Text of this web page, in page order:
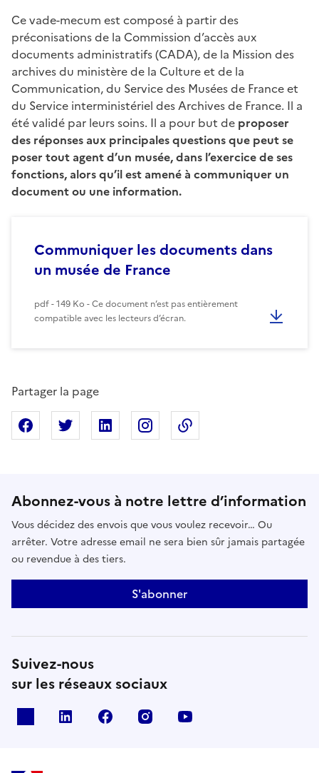
Ce vade-mecum est composé à partir des
préconisations de la Commission d’accès aux
documents administratifs (CADA), de la Mission des
archives du ministère de la Culture et de la
Communication, du Service des Musées de France et
du Service interministériel des Archives de France. Il a
été validé par leurs soins. Il a pour but de proposer
des réponses aux principales questions que peut se
poser tout agent d’un musée, dans l’exercice de ses
fonctions, alors qu’il est amené à communiquer un
document ou une information.
Communiquer les documents dans
un musée de France
pdf - 149 Ko - Ce document n’est pas entièrement
compatible avec les lecteurs d’écran.
Partager la page
Partager sur Facebook
Partager sur XPartager sur Linkedin
Partager sur Instagram
Abonnez-vous à notre lettre d’information
Vous décidez des envois que vous voulez recevoir… Ou
arrêter. Votre adresse email ne sera bien sûr jamais partagée
ou revendue à des tiers.
S'abonner
Suivez-nous
sur les réseaux sociaux
linkedin facebook instagram